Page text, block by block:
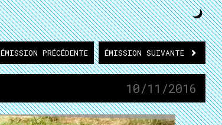
ÉMISSION PRÉCÉDENTE ÉMISSION SUIVANTE
10/11/2016